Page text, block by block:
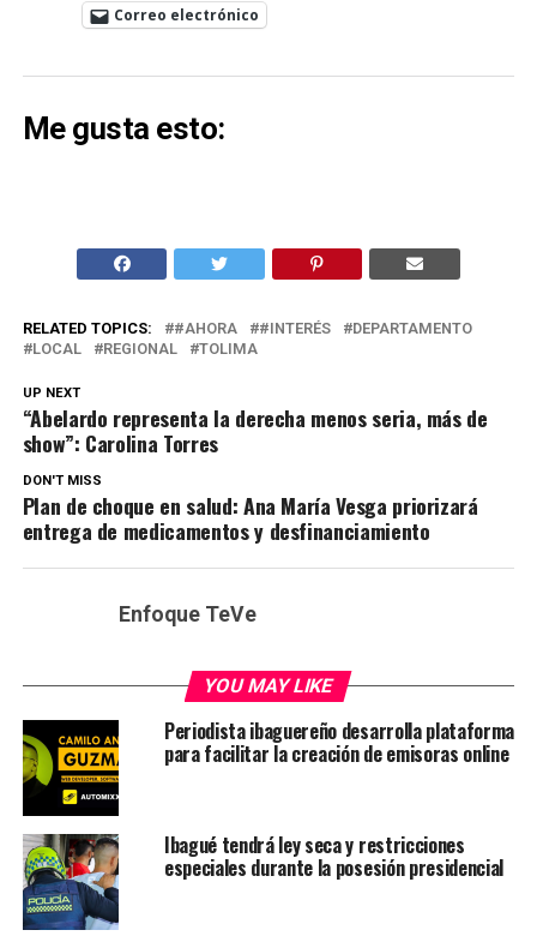
Correo electrónico
Me gusta esto:
RELATED TOPICS: #AHORA #INTERÉS
DEPARTAMENTO
LOCAL
REGIONAL TOLIMA
UP NEXT
“Abelardo representa la derecha menos seria, más de
show”: Carolina Torres
DON'T MISS
Plan de choque en salud: Ana María Vesga priorizará
entrega de medicamentos y desfinanciamiento
Enfoque TeVe
YOU MAY LIKE
Periodista ibaguereño desarrolla plataforma
para facilitar la creación de emisoras online
Ibagué tendrá ley seca y restricciones
especiales durante la posesión presidencial